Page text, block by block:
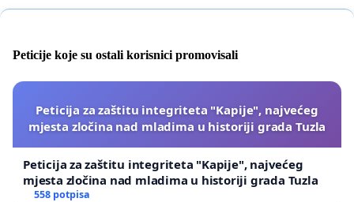
Peticije koje su ostali korisnici promovisali
Peticija za zaštitu integriteta "Kapije", najvećeg
mjesta zločina nad mladima u historiji grada Tuzla
Peticija za zaštitu integriteta "Kapije", najvećeg
mjesta zločina nad mladima u historiji grada Tuzla
558 potpisa